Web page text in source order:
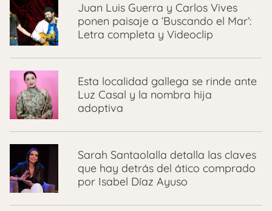
Juan Luis Guerra y Carlos Vives
ponen paisaje a ‘Buscando el Mar’:
Letra completa y Videoclip
Esta localidad gallega se rinde ante
Luz Casal y la nombra hija
adoptiva
Sarah Santaolalla detalla las claves
que hay detrás del ático comprado
por Isabel Díaz Ayuso